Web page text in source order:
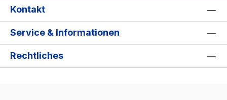
Kontakt
Service & Informationen
Rechtliches